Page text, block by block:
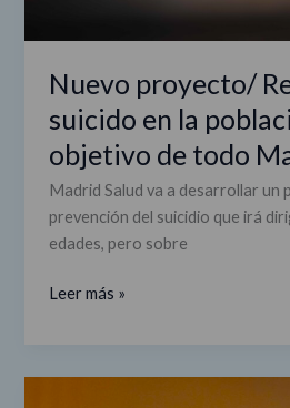
Nuevo proyecto/
suicido en la
objetivo de todo
Madrid Salud va a desarrollar un
prevención del suicidio que irá
edades, pero sobre
de
todo
Madrid
Leer más »